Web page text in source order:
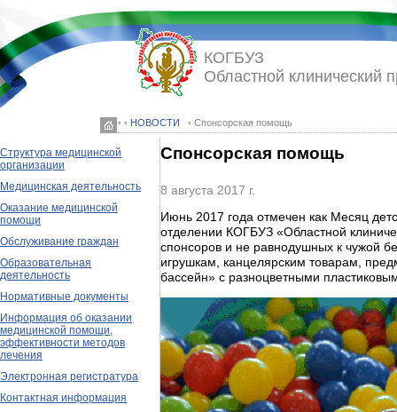
◦ ◦ НОВОСТИ ◦ Спонсорская помощь
КОГБУЗ
Областной клинический
Структура медицинской
организации
Медицинская деятельность
Оказание медицинской
помощи
Обслуживание граждан
Образовательная
деятельность
Нормативные документы
Информация об оказании
медицинской помощи,
эффективности методов
лечения
Электронная регистратура
Контактная информация
Спонсорская помощь
8 августа 2017 г.
Июнь 2017 года отмечен как Месяц
отделении КОГБУЗ «Областной
спонсоров и не равнодушных к чужой
игрушкам, канцелярским товарам,
бассейн» с разноцветными